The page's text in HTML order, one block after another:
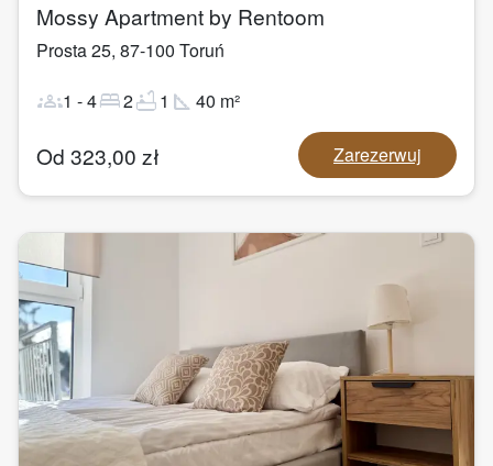
Mossy Apartment by Rentoom
Prosta 25, 87-100 Toruń
groups1 -4bed2bathtub1 square_foot 40 m²
Od 323,00 zł Zarezerwuj